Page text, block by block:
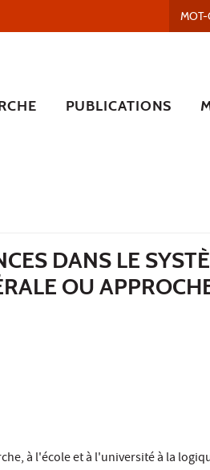
PUBLICATIONS
DANS LE
OU
à l'école et à l'université à la